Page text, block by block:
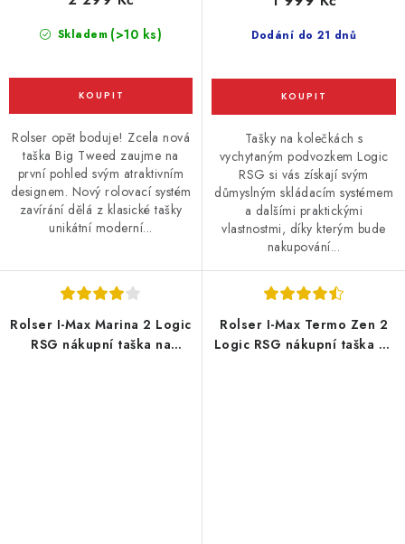
Skladem (>10 ks)
Rolser opět boduje! Zcela nová
taška Big Tweed zaujme na
první pohled svým atraktivním
designem. Nový rolovací systém
zavírání dělá z klasické tašky
unikátní moderní...
Dodání do 21 dnů
Tašky na kolečkách s
vychytaným podvozkem Logic
RSG si vás získají svým
důmyslným skládacím systémem
a dalšími praktickými
vlastnostmi, díky kterým bude
nakupování...
Rolser I-Max Marina 2 Logic
RSG nákupní taška na
Rolser I-Max Termo Zen 2
Logic RSG nákupní taška na